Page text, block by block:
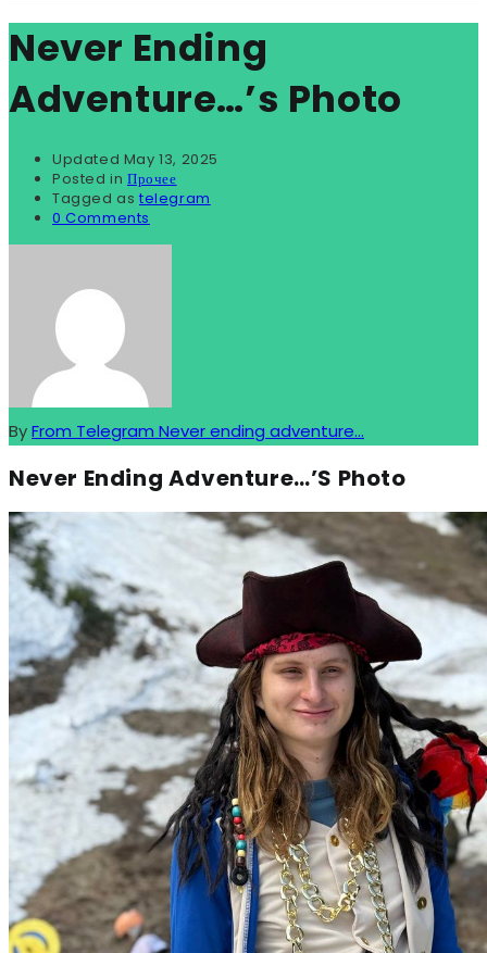
Never Ending
Adventure…’s Photo
Updated May 13, 2025
Posted in Прочее
Tagged as telegram
0 Comments
ByFrom Telegram Never ending adventure...
Never Ending Adventure…’s Photo